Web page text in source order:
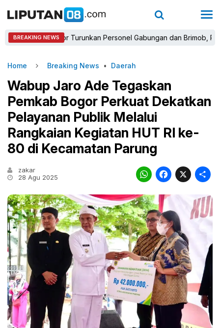
BREAKING NEWS
Bogor Turunkan Personel Gabungan dan Brimob,
Home Breaking News • Daerah
Wabup Jaro Ade Tegaskan
Pemkab Bogor Perkuat Dekatkan
Pelayanan Publik Melalui
Rangkaian Kegiatan HUT RI ke-
80 di Kecamatan Parung
zakar
28 Agu 2025
X